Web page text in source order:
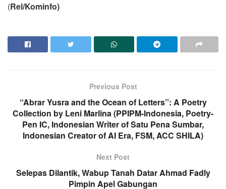
(Rel/Kominfo)
Previous Post
“Abrar Yusra and the Ocean of Letters”: A Poetry
Collection by Leni Marlina (PPIPM-Indonesia, Poetry-
Pen IC, Indonesian Writer of Satu Pena Sumbar,
Indonesian Creator of AI Era, FSM, ACC SHILA)
Next Post
Selepas Dilantik, Wabup Tanah Datar Ahmad Fadly
Pimpin Apel Gabungan